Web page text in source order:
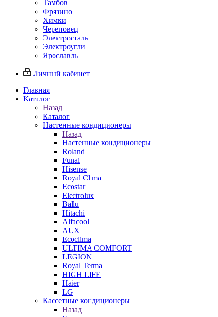
Тамбов
Фрязино
Химки
Череповец
Электросталь
Электроугли
Ярославль
Личный кабинет
Главная
Каталог
Назад
Каталог
Настенные кондиционеры
Назад
Настенные кондиционеры
Roland
Funai
Hisense
Royal Clima
Ecostar
Electrolux
Ballu
Hitachi
Alfacool
AUX
Ecoclima
ULTIMA COMFORT
LEGION
Royal Terma
HIGH LIFE
Haier
LG
Кассетные кондиционеры
Назад